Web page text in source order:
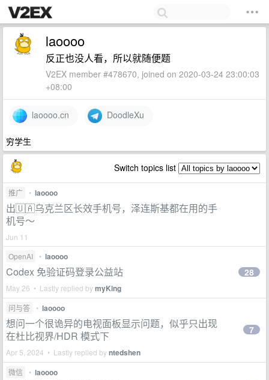
laoooo
反正也没人看，所以就随便题
V2EX member #478670, joined on 2020-03-24 23:00:03
+08:00
laoooo.cn DoodleXu
穷学生
Switch topics list
推广 • laoooo
出🇺🇦乌克兰区长效手机号，泽连斯基都在用的手
机号～
Jun 11
OpenAI
• laoooo
Codex 免验证码登录公益站
May 26 • Lastly replied bymyKing
28
问与答 • laoooo
想问一个很诡异的电视面板显示问题，似乎只出现
在杜比视界/HDR 模式下
Apr 5, 2024 • Lastly replied byntedshen
7
微信 • laoooo